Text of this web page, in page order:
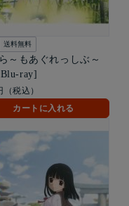
送料無料
～もあぐれっしぶ～
ray]
（税込）
カートに入れる